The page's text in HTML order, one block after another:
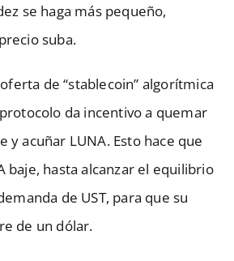
se haga más pequeño,
suba.
de “stablecoin” algorítmica
da incentivo a quemar
y acuñar LUNA. Esto hace que
baje, hasta alcanzar el equilibrio
de UST, para que su
de un dólar.